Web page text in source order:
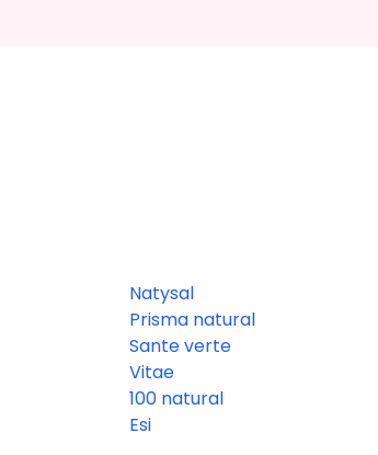
Natysal
Prisma natural
Sante verte
Vitae
100 natural
Esi